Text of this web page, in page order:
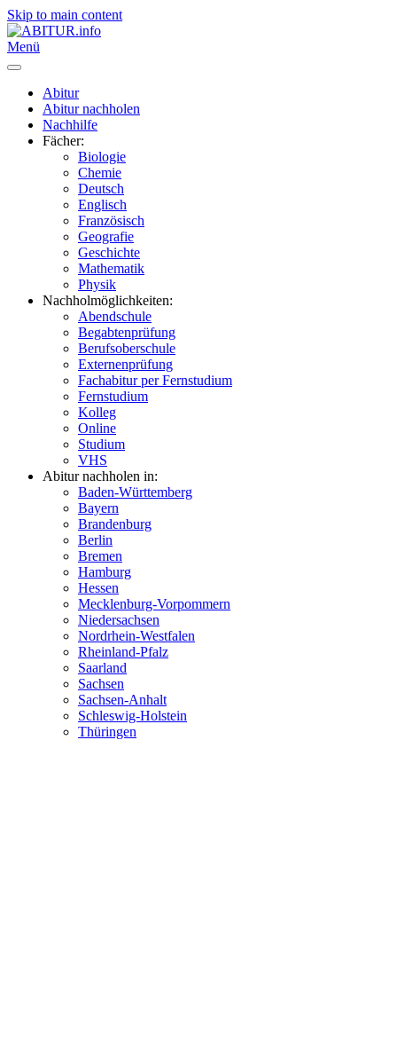
Skip to main content
Menü
Abitur
Abitur nachholen
Nachhilfe
Fächer:
Biologie
Chemie
Deutsch
Englisch
Französisch
Geografie
Geschichte
Mathematik
Physik
Nachholmöglichkeiten:
Abendschule
Begabtenprüfung
Berufsoberschule
Externenprüfung
Fachabitur per Fernstudium
Fernstudium
Kolleg
Online
Studium
VHS
Abitur nachholen in:
Baden-Württemberg
Bayern
Brandenburg
Berlin
Bremen
Hamburg
Hessen
Mecklenburg-Vorpommern
Niedersachsen
Nordrhein-Westfalen
Rheinland-Pfalz
Saarland
Sachsen
Sachsen-Anhalt
Schleswig-Holstein
Thüringen